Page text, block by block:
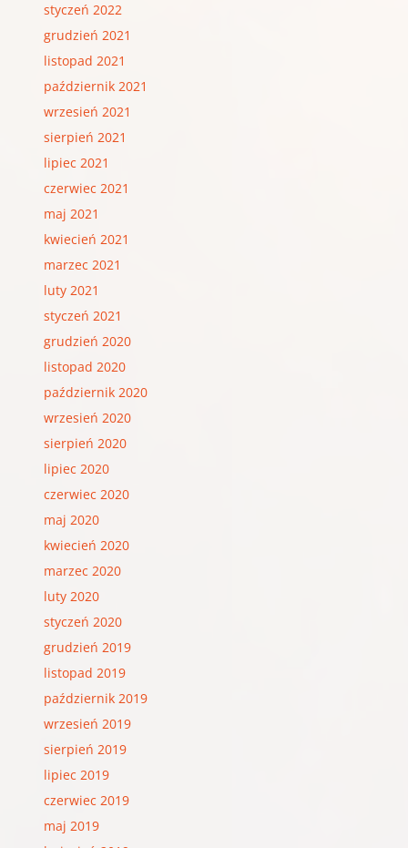
styczeń 2022
grudzień 2021
listopad 2021
październik 2021
wrzesień 2021
sierpień 2021
lipiec 2021
czerwiec 2021
maj 2021
kwiecień 2021
marzec 2021
luty 2021
styczeń 2021
grudzień 2020
listopad 2020
październik 2020
wrzesień 2020
sierpień 2020
lipiec 2020
czerwiec 2020
maj 2020
kwiecień 2020
marzec 2020
luty 2020
styczeń 2020
grudzień 2019
listopad 2019
październik 2019
wrzesień 2019
sierpień 2019
lipiec 2019
czerwiec 2019
maj 2019